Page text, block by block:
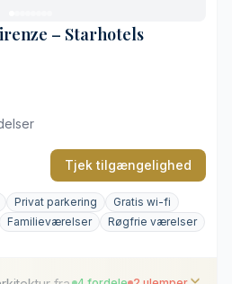
– Starhotels
Tjek tilgængelighed
Privat parkering
Gratis wi-fi
Familieværelser
Røgfrie værelser